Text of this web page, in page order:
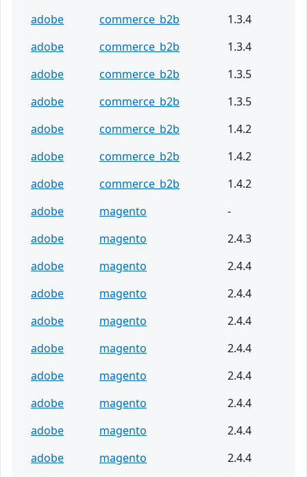
adobe
commerce_b2b
1.3.4
adobe
commerce_b2b
1.3.4
adobe
commerce_b2b
1.3.5
adobe
commerce_b2b
1.3.5
adobe
commerce_b2b
1.4.2
adobe
commerce_b2b
1.4.2
adobe
commerce_b2b
1.4.2
adobe
magento
-
adobe
magento
2.4.3
adobe
magento
2.4.4
adobe
magento
2.4.4
adobe
magento
2.4.4
adobe
magento
2.4.4
adobe
magento
2.4.4
adobe
magento
2.4.4
adobe
magento
2.4.4
adobe
magento
2.4.4